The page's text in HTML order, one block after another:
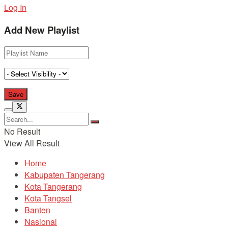
Log In
Add New Playlist
No Result
View All Result
Home
Kabupaten Tangerang
Kota Tangerang
Kota Tangsel
Banten
Nasional